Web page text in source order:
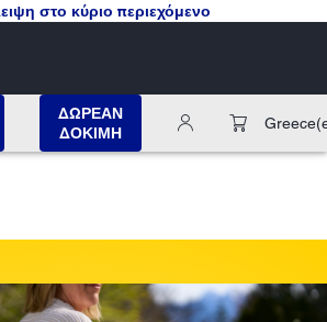
στο κύριο περιεχόμενο
ΔΩΡΕΑΝ
ΔΟΚΙΜΗ
Greece